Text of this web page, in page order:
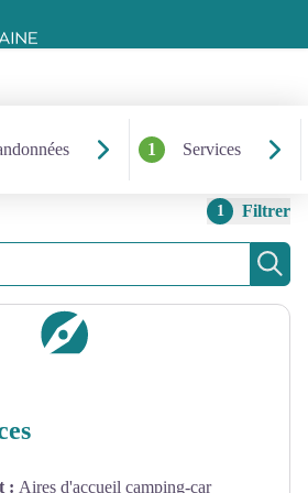
1 Services
1 Filtrer
: Aires d'accueil camping-car